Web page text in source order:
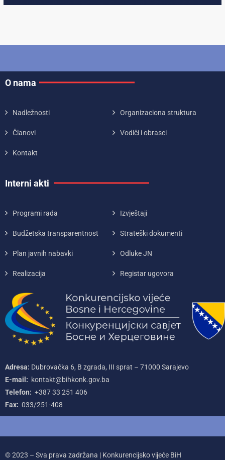
O nama
Nadležnosti Organizaciona struktura
Članovi Vodiči i obrasci
Kontakt
Interni akti
Programi rada Izvještaji
Budžetska transparentnost Strateški dokumenti
Plan javnih nabavki Odluke JN
Realizacija Registar ugovora
Adresa: Dubrovačka 6, B zgrada, III sprat – 71000‌ Sarajevo
E-mail: kontakt@bihkonk.gov.ba
Telefon: +387‌ 33‌ 251‌ 406
Fax: 033/251-408
© 2023 – Sva prava zadržana | Konkurencijsko vijeće BiH